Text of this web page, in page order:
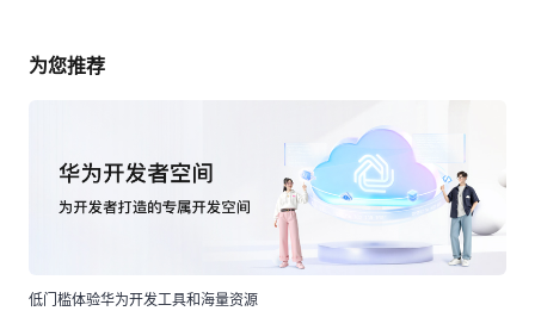
为您推荐
低门槛体验华为开发工具和海量资源